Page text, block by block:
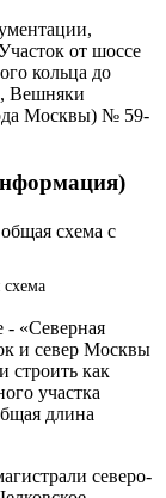
от шоссе
кольца до
Вешняки
Москвы) № 59-
- «Северная
и север Москвы
строить как
участка
длина
северо-